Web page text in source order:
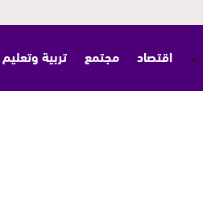
اقتصاد مجتمع تربية وتعليم